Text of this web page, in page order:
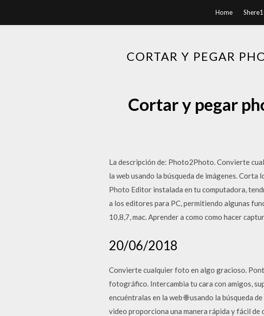
Home
CORTAR Y PEGAR
Cortar y pegar
La descripción de: Photo2Photo. Convierte
la web usando la búsqueda de imágenes.
Photo Editor instalada en tu computadora,
a los editores para PC, permitiendo algunas
10,8,7, mac. Aprender a como como hacer
20/06/2018
Convierte cualquier foto en algo gracioso.
fotográfico. Intercambia tu cara con amigos,
encuéntralas en la web 🌐 usando la búsqueda
video proporciona una manera rápida y fácil